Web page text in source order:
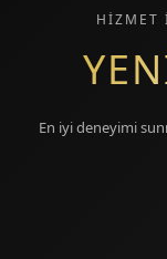
HİZMET
En iyi deneyimi